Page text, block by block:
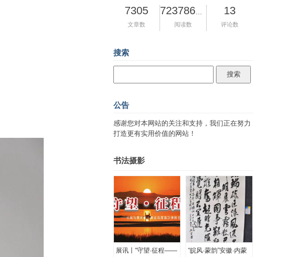
7305
文章数 阅读数
13
评论数
搜索
公告
感谢您对本网站的关注和支持，我们正在努力
打造更有实用价值的网站！
书法摄影
展讯丨“守望·征程——
“皖风·蒙韵”安徽·内蒙